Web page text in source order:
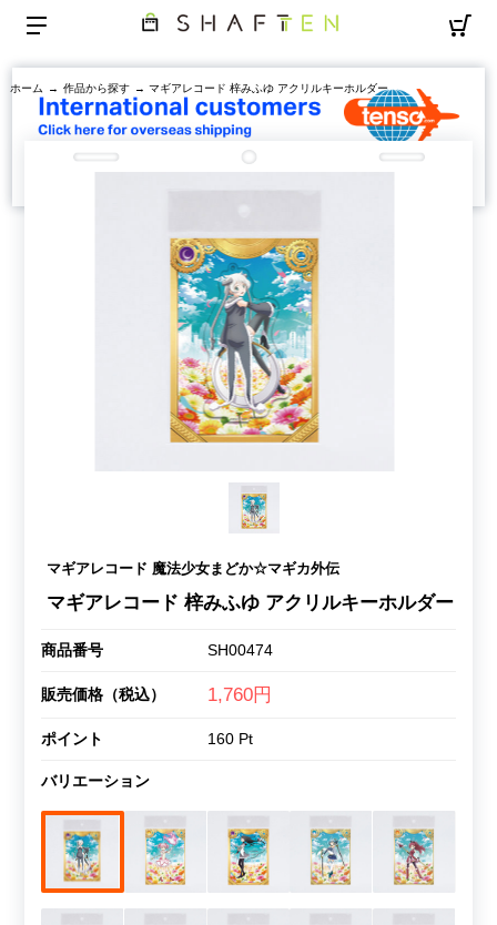
ホーム → 作品から探す → マギアレコード 梓みふゆ アクリルキーホルダー
マギアレコード 魔法少女まどか☆マギカ外伝
マギアレコード 梓みふゆ アクリルキーホルダー
商品番号 SH00474
販売価格（税込） 1,760円
ポイント 160 Pt
バリエーション